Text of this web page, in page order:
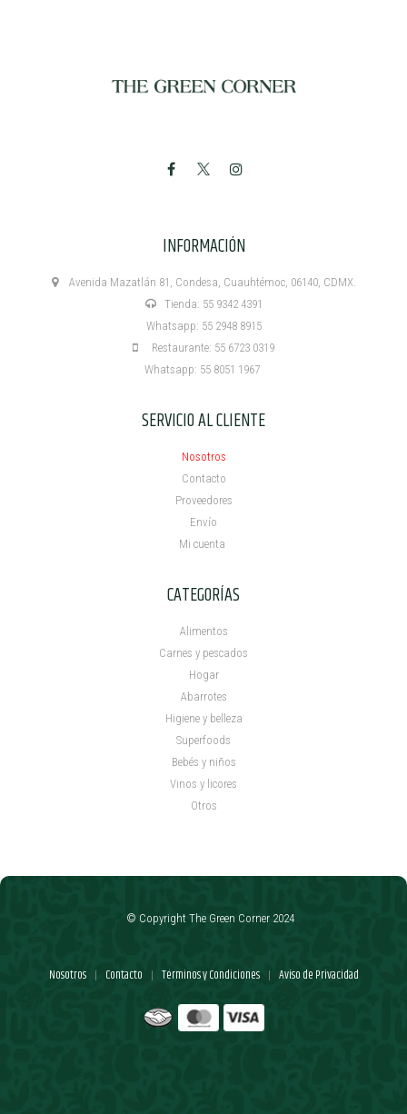
INFORMACIÓN
Avenida Mazatlán 81, Condesa, Cuauhtémoc, 06140, CDMX.
Tienda: 55 9342 4391
Whatsapp: 55 2948 8915
Restaurante: 55 6723 0319
Whatsapp: 55 8051 1967
SERVICIO AL CLIENTE
Nosotros
Contacto
Proveedores
Envío
Mi cuenta ​
CATEGORÍAS
Alimentos
Carnes y pescados
Hogar
Abarrotes
Higiene y belleza
Superfoods
Bebés y niños
Vinos y licores
Otros
Nosotros | Contacto | Términos y Condiciones | Aviso de Privacidad
© Copyright The Green Corner 2024